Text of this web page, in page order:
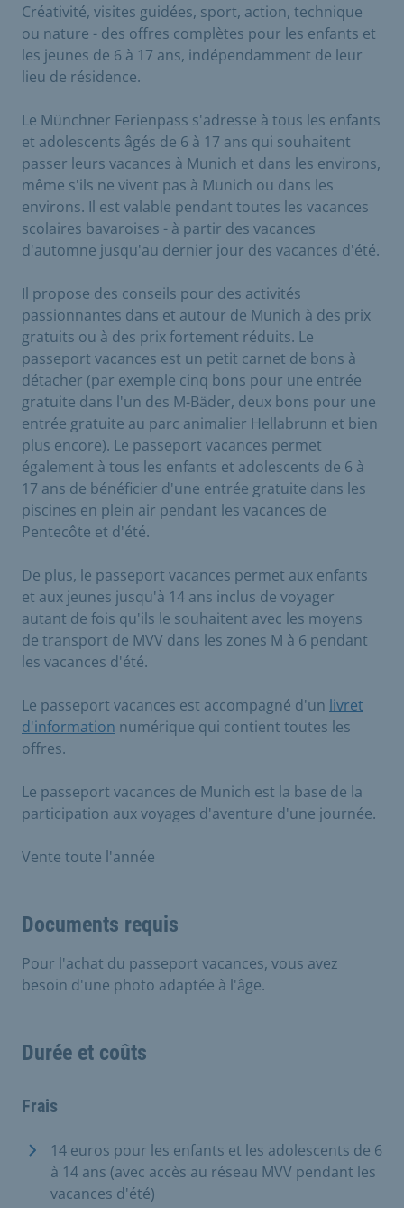
Créativité, visites guidées, sport, action, technique
ou nature - des offres complètes pour les enfants et
les jeunes de 6 à 17 ans, indépendamment de leur
lieu de résidence.
Le Münchner Ferienpass s'adresse à tous les enfants
et adolescents âgés de 6 à 17 ans qui souhaitent
passer leurs vacances à Munich et dans les environs,
même s'ils ne vivent pas à Munich ou dans les
environs. Il est valable pendant toutes les vacances
scolaires bavaroises - à partir des vacances
d'automne jusqu'au dernier jour des vacances d'été.
Il propose des conseils pour des activités
passionnantes dans et autour de Munich à des prix
gratuits ou à des prix fortement réduits. Le
passeport vacances est un petit carnet de bons à
détacher (par exemple cinq bons pour une entrée
gratuite dans l'un des M-Bäder, deux bons pour une
entrée gratuite au parc animalier Hellabrunn et bien
plus encore). Le passeport vacances permet
également à tous les enfants et adolescents de 6 à
17 ans de bénéficier d'une entrée gratuite dans les
piscines en plein air pendant les vacances de
Pentecôte et d'été.
De plus, le passeport vacances permet aux enfants
et aux jeunes jusqu'à 14 ans inclus de voyager
autant de fois qu'ils le souhaitent avec les moyens
de transport de MVV dans les zones M à 6 pendant
les vacances d'été.
Le passeport vacances est accompagné d'un livret
d'information numérique qui contient toutes les
offres.
Le passeport vacances de Munich est la base de la
participation aux voyages d'aventure d'une journée.
Vente toute l'année
Documents requis
Pour l'achat du passeport vacances, vous avez
besoin d'une photo adaptée à l'âge.
Durée et coûts
Frais
14 euros pour les enfants et les adolescents de 6
à 14 ans (avec accès au réseau MVV pendant les
vacances d'été)